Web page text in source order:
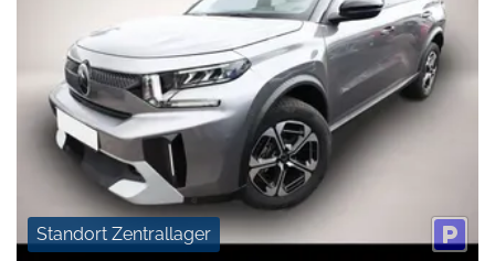
Standort Zentrallager